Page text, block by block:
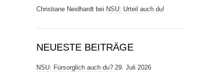
Christiane Neidhardt bei NSU: Urteil auch du!
NEUESTE BEITRÄGE
NSU: Fürsorglich auch du? 29. Juli 2026